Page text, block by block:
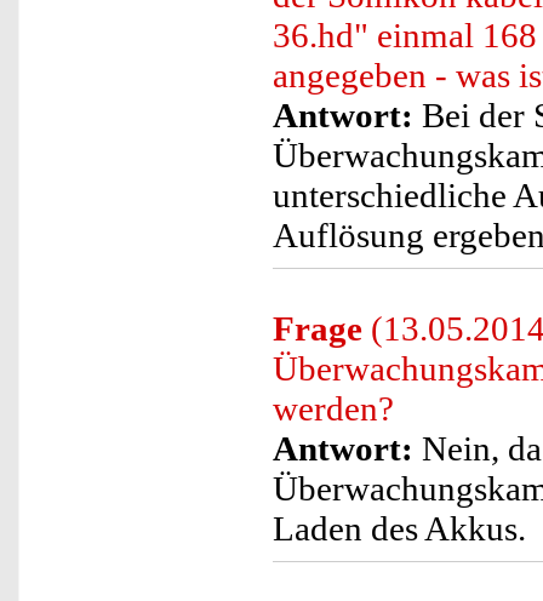
36.hd" einmal
angegeben - was
Antwort: Bei der
unterschiedliche
Auflösung
Frage
werden?
Antwort: Nein,
Laden des Akkus.